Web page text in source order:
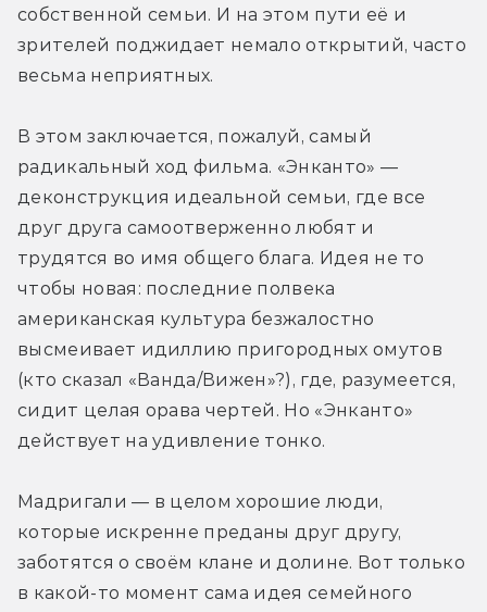
собственной семьи. И на этом пути её и
зрителей поджидает немало открытий, часто
весьма неприятных.
В этом заключается, пожалуй, самый
радикальный ход фильма. «Энканто» —
деконструкция идеальной семьи, где все
друг друга самоотверженно любят и
трудятся во имя общего блага. Идея не то
чтобы новая: последние полвека
американская культура безжалостно
высмеивает идиллию пригородных омутов
(кто сказал «Ванда/Вижен»?), где, разумеется,
сидит целая орава чертей. Но «Энканто»
действует на удивление тонко.
Мадригали — в целом хорошие люди,
которые искренне преданы друг другу,
заботятся о своём клане и долине. Вот только
в какой-то момент сама идея семейного